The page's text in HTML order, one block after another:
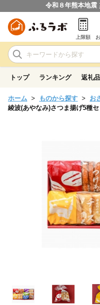
令和８年熊本地震
上限額
トップ ランキング 返礼
ホーム ものから探す お
綾波(あやなみ)さつま揚げ5種セ